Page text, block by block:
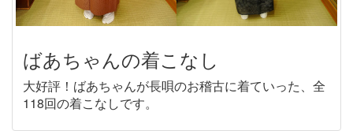
ばあちゃんの着こなし
大好評！ばあちゃんが長唄のお稽古に着ていった、全
118回の着こなしです。